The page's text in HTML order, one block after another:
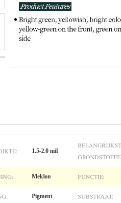
1.5-2.0 mil
Meklon FUNCTIE:
Pigment SUBSTRAAT: